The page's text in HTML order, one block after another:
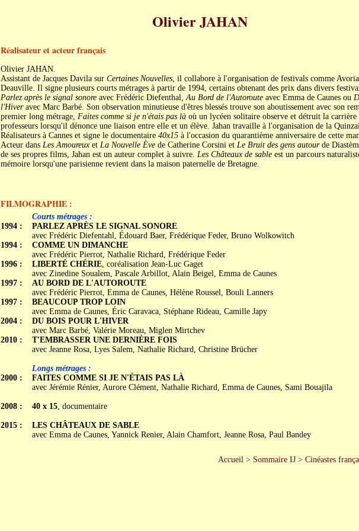
Olivier JAHAN
Réalisateur et acteur français
Olivier JAHAN.
Assistant de Jacques Davila sur Certaines Nouvelles, il collabore à l'organisation de festivals comme
Deauville. Il signe plusieurs courts métrages à partir de 1994, certains obtenant des prix dans divers
Parlez après le signal sonoreavec Frédéric Diefenthal,Au Bord de l'Autoroute avec Emma de Caunes ou
l'Hiveravec Marc Barbé. Son observation minutieuse d'êtres blessés trouve son aboutissement avec son
premier long métrage, Faites comme si je n'étais pas làoù un lycéen solitaire observe et détruit la carrière
professeurs lorsqu'il dénonce une liaison entre elle et un élève. Jahan travaille à l'organisation de la
Réalisateurs à Cannes et signe le documentaire 40x15à l'occasion du quarantième anniversaire de cette
Acteur dans Les Amoureuxet La Nouvelle Èvede Catherine Corsini et Le Bruit des gens autourde
de ses propres films, Jahan est un auteur complet à suivre. Les Châteaux de sableest un parcours
mémoire lorsqu'une parisienne revient dans la maison paternelle de Bretagne.
FILMOGRAPHIE :
1994 :
1994 :
1996 :
1997 :
1997 :
2004 :
2010 :
2000 :
2008 :
2015 :
Courts métrages :
PARLEZ APRÈS LE SIGNAL SONORE
avec Frédéric Diefentahl, Édouard Baer, Frédérique Feder, Bruno Wolkowitch
COMME UN DIMANCHE
avec Frédéric Pierrot, Nathalie Richard, Frédérique Feder
LIBERTÉ CHÉRIE, coréalisation Jean-Luc Gaget
avec Zinedine Soualem, Pascale Arbillot, Alain Beigel, Emma de Caunes
AU BORD DE L'AUTOROUTE
avec Frédéric Pierrot, Emma de Caunes, Hélène Roussel, Bouli Lanners
BEAUCOUP TROP LOIN
avec Emma de Caunes, Éric Caravaca, Stéphane Rideau, Camille Japy
DU BOIS POUR L'HIVER
avec Marc Barbé, Valérie Moreau, Miglen Mirtchev
T'EMBRASSER UNE DERNIÈRE FOIS
avec Jeanne Rosa, Lyes Salem, Nathalie Richard, Christine Brücher
Longs métrages :
FAITES COMME SI JE N'ÉTAIS PAS LÀ
avec Jérémie Rénier, Aurore Clément, Nathalie Richard, Emma de Caunes, Sami Bouajila
40 x 15, documentaire
LES CHÂTEAUX DE SABLE
avec Emma de Caunes, Yannick Renier, Alain Chamfort, Jeanne Rosa, Paul Bandey
Accueil> Sommaire IJ> Cinéastes